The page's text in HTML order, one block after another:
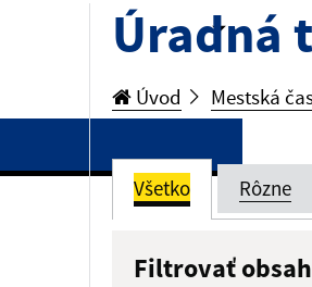
Úradná
Úvod Mestská
Všetko Rôzne
Filtrovať obsah